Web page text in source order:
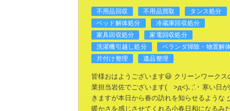
不用品回収 不用品買取
タンス処分
ベッド解体処分
冷蔵庫回収処分
家具回収処分
家電回収処分
洗濯機引越し処分
ベランダ掃除・物置解
片付け整理
遺品整理
皆様おはようございます😃 クリーンワークス
業担当岩佐でございます( >д<)､;'.･ 寒い日
きますが本日から春の訪れを知らせるような
暖かさを感じさせてくれる小春日和になるみ